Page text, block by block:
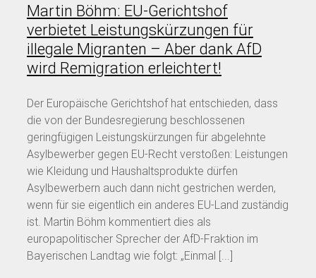
Martin Böhm: EU-Gerichtshof
verbietet Leistungskürzungen für
illegale Migranten – Aber dank AfD
wird Remigration erleichtert!
Der Europäische Gerichtshof hat entschieden, dass
die von der Bundesregierung beschlossenen
geringfügigen Leistungskürzungen für abgelehnte
Asylbewerber gegen EU-Recht verstoßen: Leistungen
wie Kleidung und Haushaltsprodukte dürfen
Asylbewerbern auch dann nicht gestrichen werden,
wenn für sie eigentlich ein anderes EU-Land zuständig
ist. Martin Böhm kommentiert dies als
europapolitischer Sprecher der AfD-Fraktion im
Bayerischen Landtag wie folgt: „Einmal [...]